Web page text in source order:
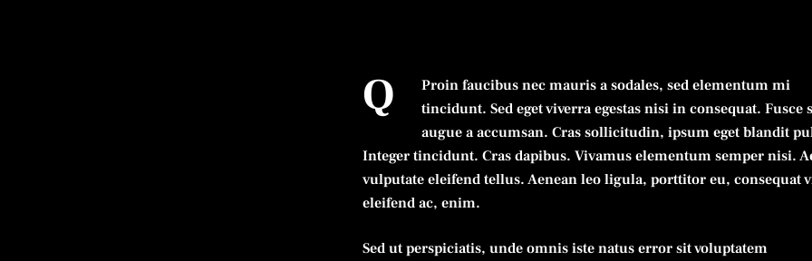
Q
Proin faucibus nec mauris a sodales, sed elementum mi
tincidunt. Sed eget viverra egestas nisi in consequat. Fusce
augue a accumsan. Cras sollicitudin, ipsum eget blandit
Integer tincidunt. Cras dapibus. Vivamus elementum semper nisi.
vulputate eleifend tellus. Aenean leo ligula, porttitor eu, consequat
eleifend ac, enim.
Sed ut perspiciatis, unde omnis iste natus error sit voluptatem